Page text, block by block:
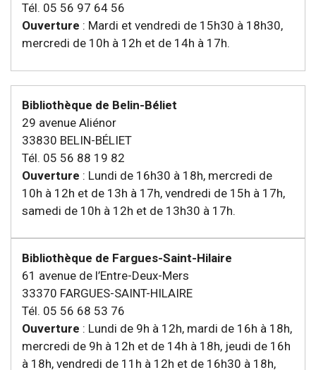
Tél. 05 56 97 64 56
Ouverture : Mardi et vendredi de 15h30 à 18h30,
mercredi de 10h à 12h et de 14h à 17h.
Bibliothèque de Belin-Béliet
29 avenue Aliénor
33830 BELIN-BÉLIET
Tél. 05 56 88 19 82
Ouverture : Lundi de 16h30 à 18h, mercredi de
10h à 12h et de 13h à 17h, vendredi de 15h à 17h,
samedi de 10h à 12h et de 13h30 à 17h.
Bibliothèque de Fargues-Saint-Hilaire
61 avenue de l’Entre-Deux-Mers
33370 FARGUES-SAINT-HILAIRE
Tél. 05 56 68 53 76
Ouverture : Lundi de 9h à 12h, mardi de 16h à 18h,
mercredi de 9h à 12h et de 14h à 18h, jeudi de 16h
à 18h, vendredi de 11h à 12h et de 16h30 à 18h,